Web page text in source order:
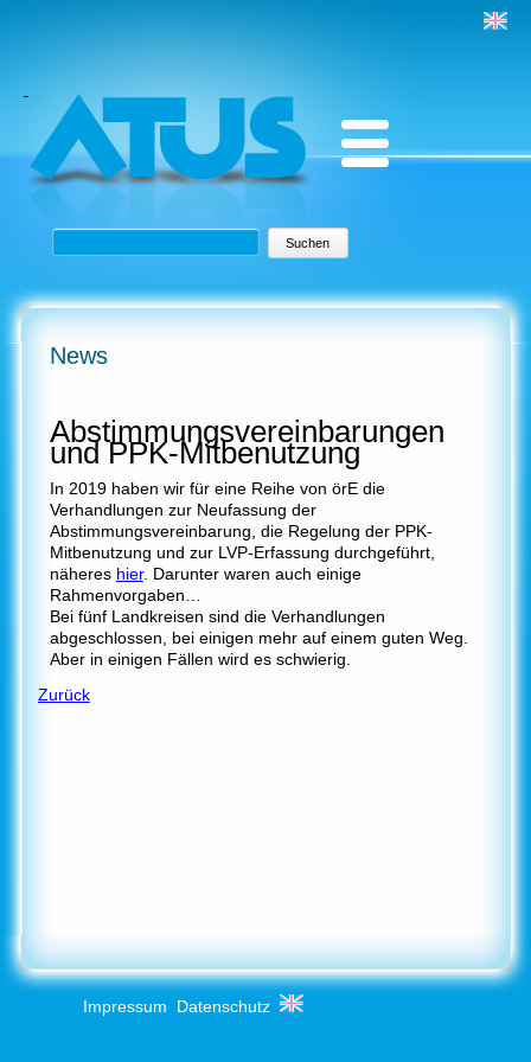
Suchbegriffe Suchen
News
Abstimmungsvereinbarungen
und PPK-Mitbenutzung
In 2019 haben wir für eine Reihe von örE die
Verhandlungen zur Neufassung der
Abstimmungsvereinbarung, die Regelung der PPK-
Mitbenutzung und zur LVP-Erfassung durchgeführt,
näheres hier. Darunter waren auch einige
Rahmenvorgaben…
Bei fünf Landkreisen sind die Verhandlungen
abgeschlossen, bei einigen mehr auf einem guten Weg.
Aber in einigen Fällen wird es schwierig.
Zurück
Impressum Datenschutz